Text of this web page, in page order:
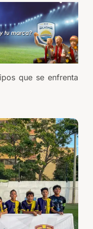
que se enfrenta